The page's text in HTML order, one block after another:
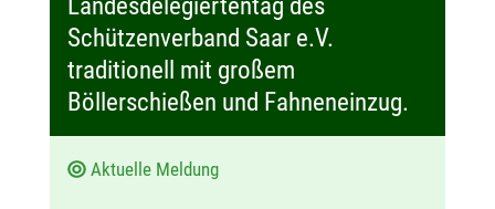
m
:
Landesdelegiertentag des
Schützenverband Saar e.V.
traditionell mit großem
Böllerschießen und Fahneneinzug.
Aktuelle Meldung